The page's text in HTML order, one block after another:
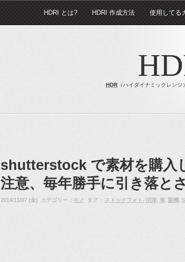
HDRI とは? HDRI 作成方法 使用してる
HDR （ハイダイナミックレン
shutterstock で素材を購入
注意、毎年勝手に引き落と
2014/11/07 (金) カテゴリー： モノ タグ： ストックフォト , 沼津, 海, 重機,